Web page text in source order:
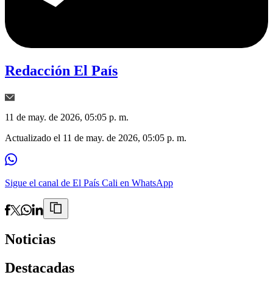
Redacción El País
11 de may. de 2026, 05:05 p. m.
Actualizado el 11 de may. de 2026, 05:05 p. m.
Sigue el canal de El País Cali en WhatsApp
Noticias
Destacadas